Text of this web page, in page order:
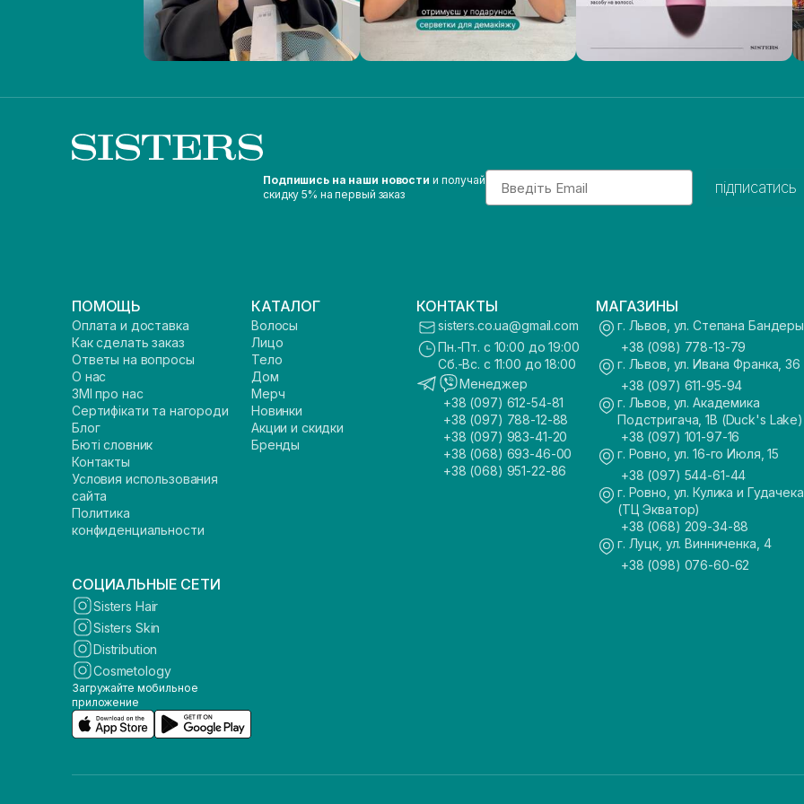
Подпишись на наши новости и получай
скидку 5% на первый заказ
Email
підписатись
ПОМОЩЬ
Оплата и доставка
Как сделать заказ
Ответы на вопросы
О нас
ЗМІ про нас
Сертифікати та нагороди
Блог
Бюті словник
Контакты
Условия использования
сайта
Политика
конфиденциальности
КАТАЛОГ
Волосы
Лицо
Тело
Дом
Мерч
Новинки
Акции и скидки
Бренды
КОНТАКТЫ
sisters.co.ua@gmail.com
Пн.-Пт. с 10:00 до 19:00
Сб.-Вс. с 11:00 до 18:00
Менеджер
+38 (097) 612-54-81
+38 (097) 788-12-88
+38 (097) 983-41-20
+38 (068) 693-46-00
+38 (068) 951-22-86
МАГАЗИНЫ
г. Львов, ул. Степана
+38 (098) 778-13-79
г. Львов, ул. Ивана Франка, 36
+38 (097) 611-95-94
г. Львов, ул. Академика
Подстригача, 1В (Duck's Lake)
+38 (097) 101-97-16
г. Ровно, ул. 16-го Июля, 15
+38 (097) 544-61-44
г. Ровно, ул. Кулика и
(ТЦ Экватор)
+38 (068) 209-34-88
г. Луцк, ул. Винниченка, 4
+38 (098) 076-60-62
СОЦИАЛЬНЫЕ СЕТИ
Sisters Hair
Sisters Skin
Distribution
Cosmetology
Загружайте мобильное
приложение